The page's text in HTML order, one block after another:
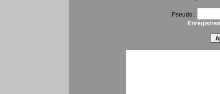
Pseudo :